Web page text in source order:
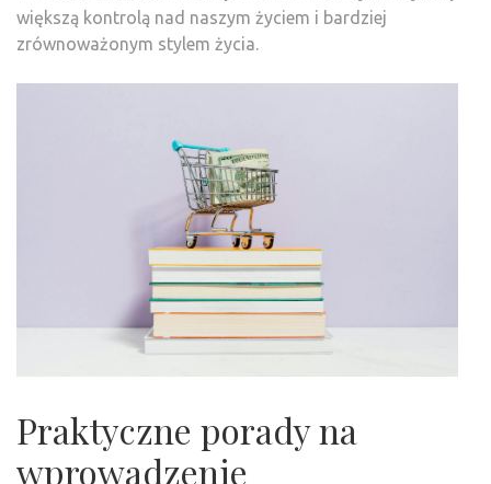
większą kontrolą nad naszym życiem i bardziej
zrównoważonym stylem życia.
Praktyczne porady na
wprowadzenie